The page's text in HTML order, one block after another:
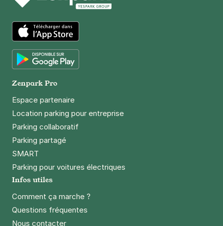
App Store
Zenpark Pro
Espace partenaire
Location parking pour entreprise
Parking collaboratif
Parking partagé
SMART
Parking pour voitures électriques
Infos utiles
Comment ça marche ?
Questions fréquentes
Nous contacter